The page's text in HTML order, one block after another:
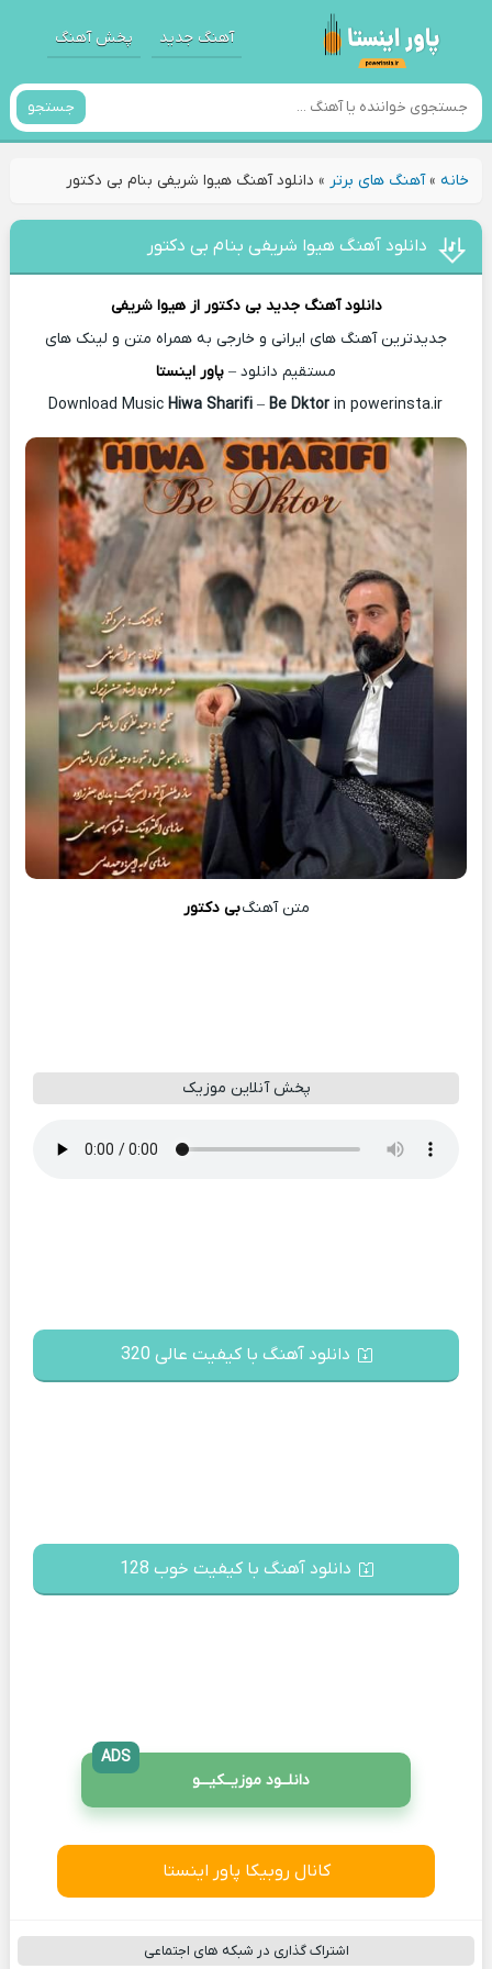
آهنگ جدید پخش آهنگ
جستجو
خانه»آهنگ های برتر » دانلود آهنگ هیوا شریفی بنام بی دکتور
دانلود آهنگ هیوا شریفی بنام بی دکتور
دانلود آهنگ جدید بی دکتور ازهیوا شریفی
جدیدترین آهنگ های ایرانی و خارجی به همراه متن و لینک های
مستقیم دانلود – پاور اینستا
Hiwa Sharifi – Be Dktor in powerinsta.ir
متن آهنگبی دکتور
پخش آنلاین موزیک
دانلود آهنگ با کیفیت عالی 320
دانلود آهنگ با کیفیت خوب 128
دانلــود موزیــکیـــو
ADS
کانال روبیکا پاور اینستا
اشتراک گذاری در شبکه های اجتماعی